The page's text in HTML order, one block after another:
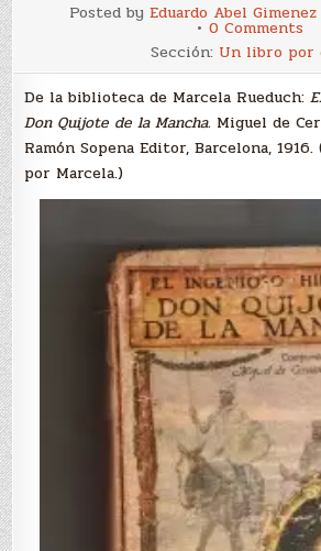
Posted by Eduardo Abel Gimenez
0 Commentson
El
de
Sección: Un libro por
De la biblioteca de Marcela Rueduch:
Don Quijote de la Mancha. Miguel de
Ramón Sopena Editor, Barcelona,
por Marcela.)